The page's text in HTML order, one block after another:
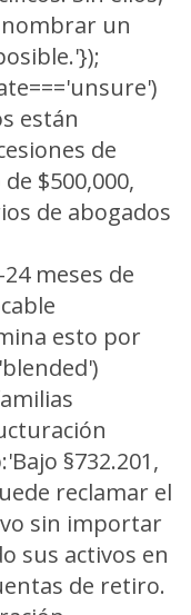
un
están
de
$500,000,
de abogados
meses de
esto por
§732.201,
reclamar el
sin importar
sus activos en
de retiro.